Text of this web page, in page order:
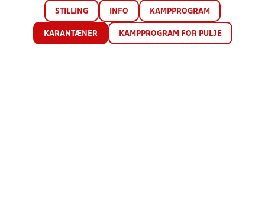
STILLING INFO KAMPPROGRAM
KARANTÆNER KAMPPROGRAM FOR PULJE